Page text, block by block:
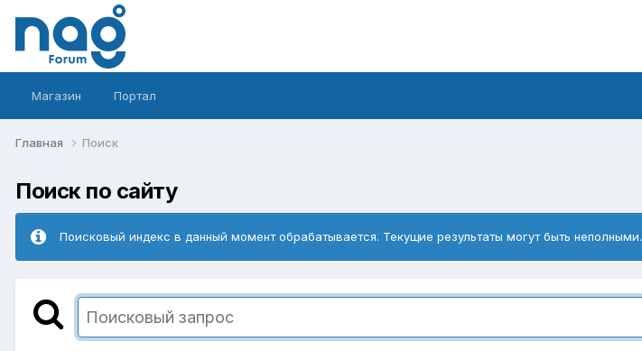
Магазин Портал
Главная Поиск
Поиск по сайту
Поисковый индекс в данный момент обрабатывается. Текущие результаты могут быть неполными.